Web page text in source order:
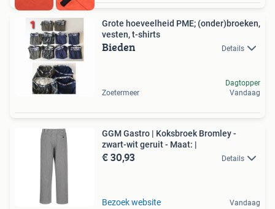
Grote hoeveelheid PME; (onder)broeken,
vesten, t-shirts
Bieden Details
Zoetermeer
Dagtopper
Vandaag
GGM Gastro | Koksbroek Bromley -
zwart-wit geruit - Maat: |
€ 30,93 Details
Bezoek website Vandaag